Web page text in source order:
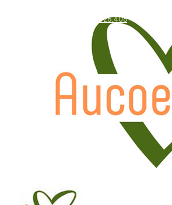
WhatsApp: +84.909.426.406